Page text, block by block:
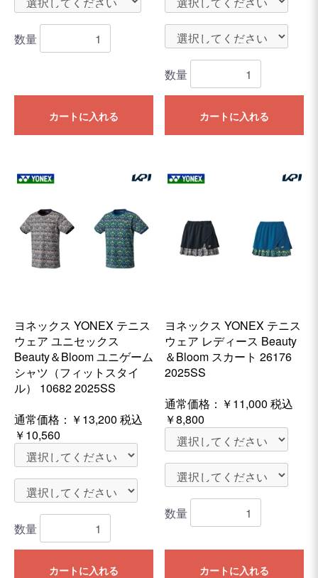
数量
カートに入れる
数量
カートに入れる
ヨネックス YONEX テニス
ウェア ユニセックス
Beauty＆Bloom ユニゲーム
シャツ（フィットスタイ
ル） 10682 2025SS
通常価格： ￥13,200 税込
￥10,560
数量
カートに入れる
ヨネックス YONEX テニス
ウェア レディース Beauty
＆Bloom スカート 26176
2025SS
通常価格： ￥11,000 税込
￥8,800
数量
カートに入れる